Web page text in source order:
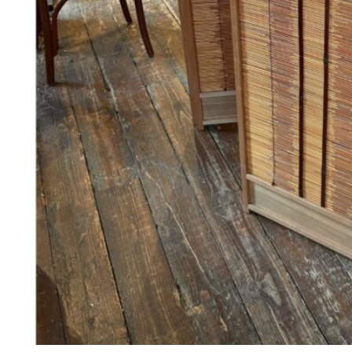
DKK Tilføj til kurv
Se kurv
Kasse